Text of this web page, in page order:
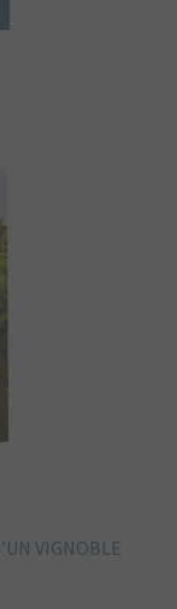
VIGNOBLE